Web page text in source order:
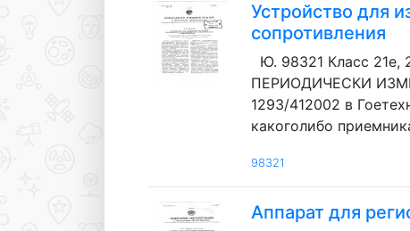
Устройство для
сопротивления
Ю. 98321 Класс
ПЕРИОДИЧЕСКИ
1293/412002 в
какоголибо
98321
Аппарат для